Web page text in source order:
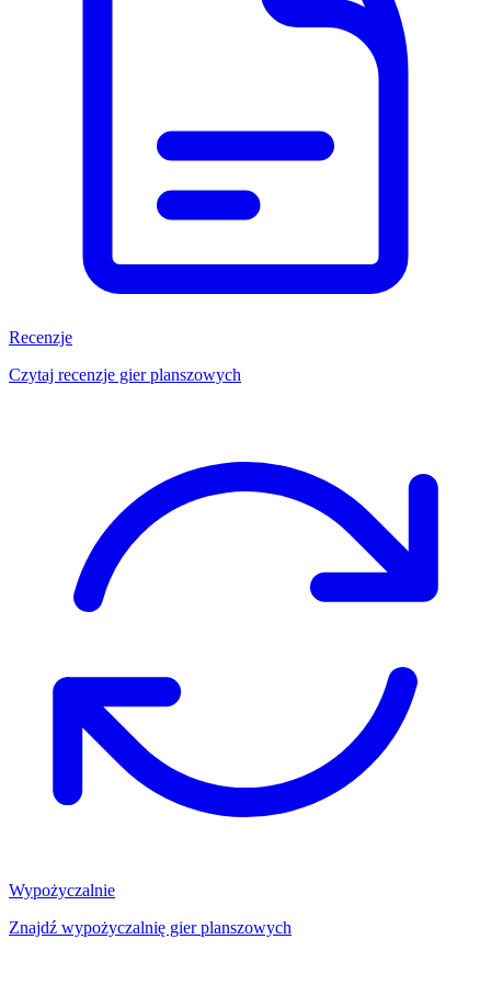
Recenzje
Czytaj recenzje gier planszowych
Wypożyczalnie
Znajdź wypożyczalnię gier planszowych